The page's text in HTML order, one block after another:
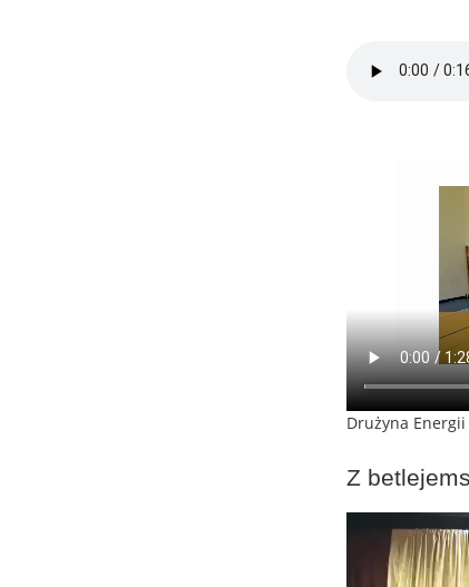
Drużyna Energii
Z
Odtwarzacz